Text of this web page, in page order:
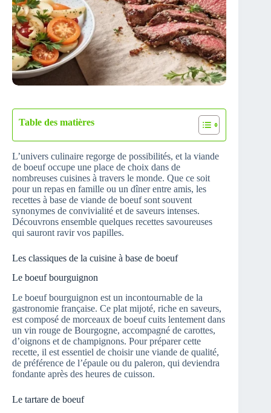
Table des matières
L’univers culinaire regorge de possibilités, et la viande
de boeuf occupe une place de choix dans de
nombreuses cuisines à travers le monde. Que ce soit
pour un repas en famille ou un dîner entre amis, les
recettes à base de viande de boeuf sont souvent
synonymes de convivialité et de saveurs intenses.
Découvrons ensemble quelques recettes savoureuses
qui sauront ravir vos papilles.
Les classiques de la cuisine à base de boeuf
Le boeuf bourguignon
Le boeuf bourguignon est un incontournable de la
gastronomie française. Ce plat mijoté, riche en saveurs,
est composé de morceaux de boeuf cuits lentement dans
un vin rouge de Bourgogne, accompagné de carottes,
d’oignons et de champignons. Pour préparer cette
recette, il est essentiel de choisir une viande de qualité,
de préférence de l’épaule ou du paleron, qui deviendra
fondante après des heures de cuisson.
Le tartare de boeuf